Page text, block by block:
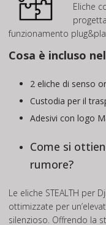
Eliche
funzionamento
Cosa è incluso
2 eliche di senso
Custodia per il
Adesivi con logo
Come si
rumore?
Le eliche STEALTH per
ottimizzate per
silenzioso. Offrendo la